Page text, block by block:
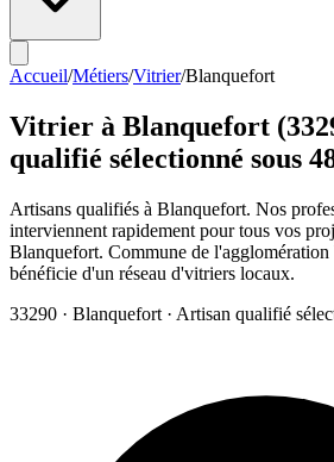
Accueil/Métiers/Vitrier/Blanquefort
Vitrier à Blanquefort (
qualifié sélectionné sous
Artisans qualifiés à Blanquefort. Nos
interviennent rapidement pour tous vos
Blanquefort. Commune de
bénéficie d'un réseau d'vitriers locaux.
33290 · Blanquefort · Artisan qualifié